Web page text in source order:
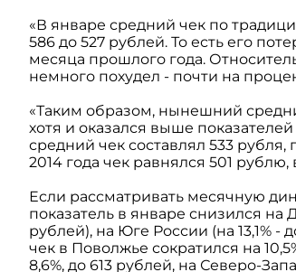
«В январе средний чек по
586 до 527 рублей. То есть его
месяца прошлого года.
немного похудел - почти на
«Таким образом, нынешний
хотя и оказался выше показателей
средний чек составлял 533 рубля,
2014 года чек равнялся 501 рублю,
Если рассматривать месячную
показатель в январе снизился на
рублей), на Юге России (на 13,1% -
чек в Поволжье сократился на
8,6%, до 613 рублей, на Северо-